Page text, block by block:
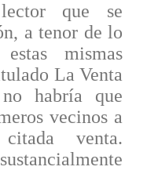
que se
a tenor de lo
mismas
La Venta
habría que
vecinos a
venta.